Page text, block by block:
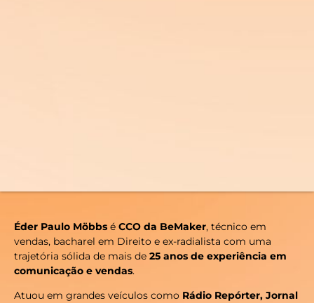
Éder Paulo Möbbs é CCO da BeMaker, técnico em
vendas, bacharel em Direito e ex-radialista com uma
trajetória sólida de mais de 25 anos de experiência em
comunicação e vendas.
Atuou em grandes veículos como Rádio Repórter, Jornal